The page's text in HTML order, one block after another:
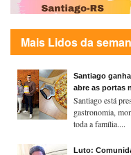
Mais Lidos da
Santiago
abre as portas
Santiago está
gastronomia,
toda a família....
Luto: